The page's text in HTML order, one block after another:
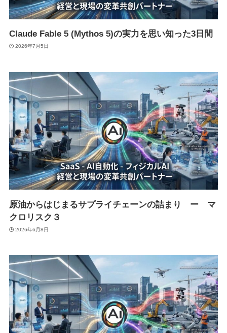
Claude Fable 5 (Mythos 5)の実力を思い知った3日間
2026年7月5日
原油からはじまるサプライチェーンの詰まり ー マ
クロリスク３
2026年6月8日